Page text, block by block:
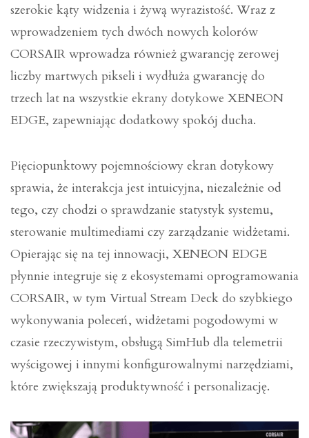
szerokie kąty widzenia i żywą wyrazistość. Wraz z
wprowadzeniem tych dwóch nowych kolorów
CORSAIR wprowadza również gwarancję zerowej
liczby martwych pikseli i wydłuża gwarancję do
trzech lat na wszystkie ekrany dotykowe XENEON
EDGE, zapewniając dodatkowy spokój ducha.
Pięciopunktowy pojemnościowy ekran dotykowy
sprawia, że interakcja jest intuicyjna, niezależnie od
tego, czy chodzi o sprawdzanie statystyk systemu,
sterowanie multimediami czy zarządzanie widżetami.
Opierając się na tej innowacji, XENEON EDGE
płynnie integruje się z ekosystemami oprogramowania
CORSAIR, w tym Virtual Stream Deck do szybkiego
wykonywania poleceń, widżetami pogodowymi w
czasie rzeczywistym, obsługą SimHub dla telemetrii
wyścigowej i innymi konfigurowalnymi narzędziami,
które zwiększają produktywność i personalizację.